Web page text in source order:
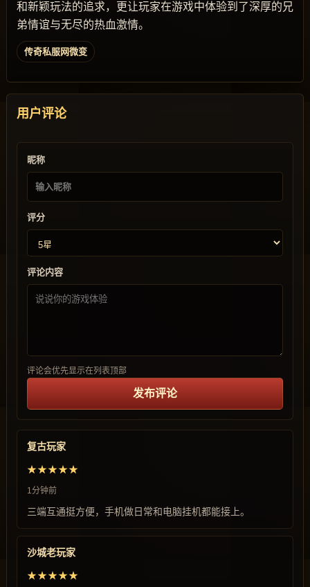
和新颖玩法的追求，更让玩家在游戏中体验到了深厚的兄
弟情谊与无尽的热血激情。
传奇私服网微变
用户评论
昵称
评分
评论内容
评论会优先显示在列表顶部
发布评论
复古玩家
★★★★★
1分钟前
三端互通挺方便，手机做日常和电脑挂机都能接上。
沙城老玩家
★★★★★